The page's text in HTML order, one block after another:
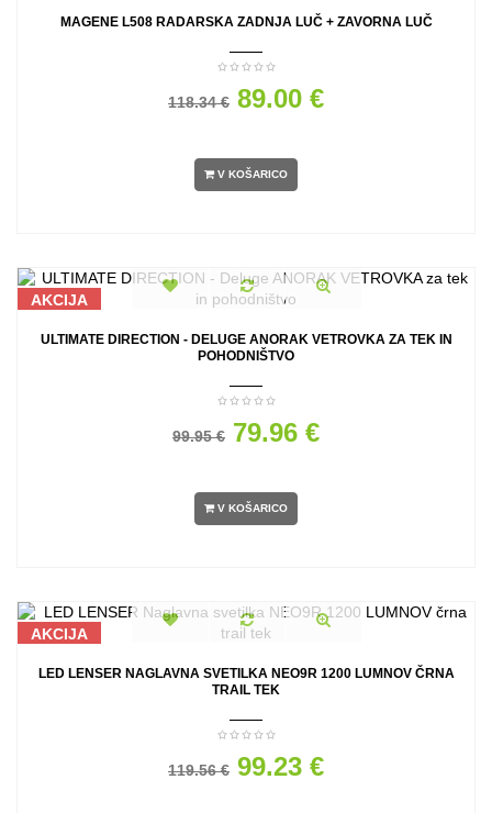
MAGENE L508 RADARSKA ZADNJA LUČ + ZAVORNA LUČ
118.34 € 89.00 €
V KOŠARICO
AKCIJA
ULTIMATE DIRECTION - DELUGE ANORAK VETROVKA ZA TEK IN
POHODNIŠTVO
99.95 € 79.96 €
V KOŠARICO
AKCIJA
LED LENSER NAGLAVNA SVETILKA NEO9R 1200 LUMNOV ČRNA
TRAIL TEK
119.56 € 99.23 €